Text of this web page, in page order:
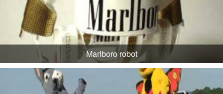
Marlboro robot